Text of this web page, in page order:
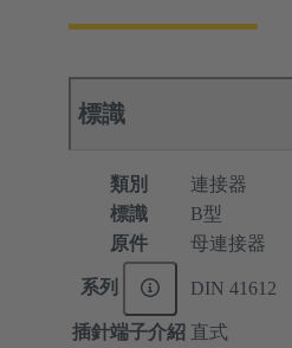
標識
類別
連接器
標識
B型
原件
母連接器
系列 DIN 41612
插針端子介紹 直式